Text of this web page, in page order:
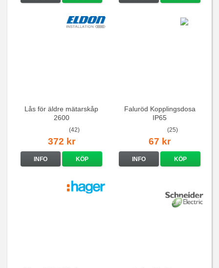
Lås för äldre mätarskåp
2600
(42)
372 kr
INFO KÖP
Faluröd Kopplingsdosa
IP65
(25)
67 kr
INFO KÖP